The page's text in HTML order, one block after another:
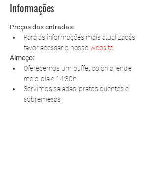
Informações
Preços das entradas:
Para as informações mais atualizadas,
favor acessar o nosso website
Almoço:
Oferecemos um buffet colonial entre
meio-dia e 14:30h
Servimos saladas, pratos quentes e
sobremesas